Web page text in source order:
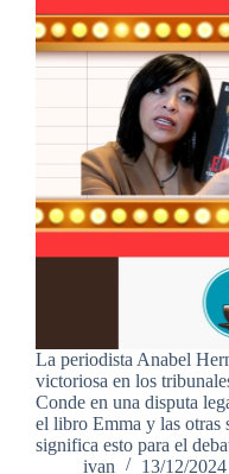
La periodista Anabel
victoriosa en los
Conde en una disputa
el libro Emma y las otras
significa esto para el
ivan
13/12/2024